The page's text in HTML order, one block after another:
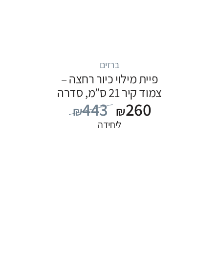
ברזים
פיית מילוי כיור רחצה –
צמוד קיר 21 ס”מ, סדרה
FLOW: כרום
₪443 ₪260
ליחידה